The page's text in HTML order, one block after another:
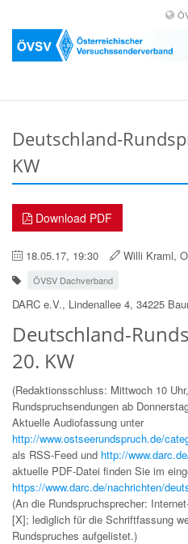
Deutschland-
KW
Download PDF
18.05.17, 19:30 Willi Kraml,
ÖVSV Dachverband
DARC e.V., Lindenallee 4, 34225
Deutschland-
20. KW
(Redaktionsschluss: Mittwoch 10
Rundspruchsendungen ab
Aktuelle Audiofassung unter
http://www.ostseerundspruch.de/
als RSS-Feed und http://
aktuelle PDF-Datei finden Sie im
https://www.darc.de/nachrichten/
(An die Rundspruchsprecher:
[X]; lediglich für die Schriftfassung
Rundspruches aufgelistet.)